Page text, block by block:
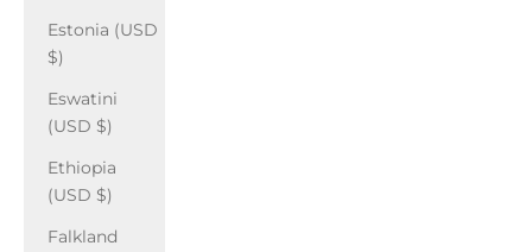
Estonia (USD
$)
Eswatini
(USD $)
Ethiopia
(USD $)
Falkland